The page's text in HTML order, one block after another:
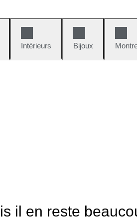
Intérieurs Bijoux
il en reste